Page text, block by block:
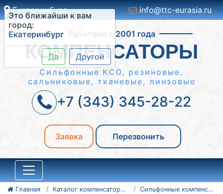
Екатеринбург
Это ближайши к вам
город:
Екатеринбург
Да Другой
info@ttc-eurasia.ru
Работаем с 2001 года
КОМПЕНСАТОРЫ
Сильфонные КСО, резиновые,
сальниковые, тканевые, линзовые
+7 (343) 345-28-22
Заявка Перезвонить
Главная Каталог компенсаторов
Сильфонные компенсаторы